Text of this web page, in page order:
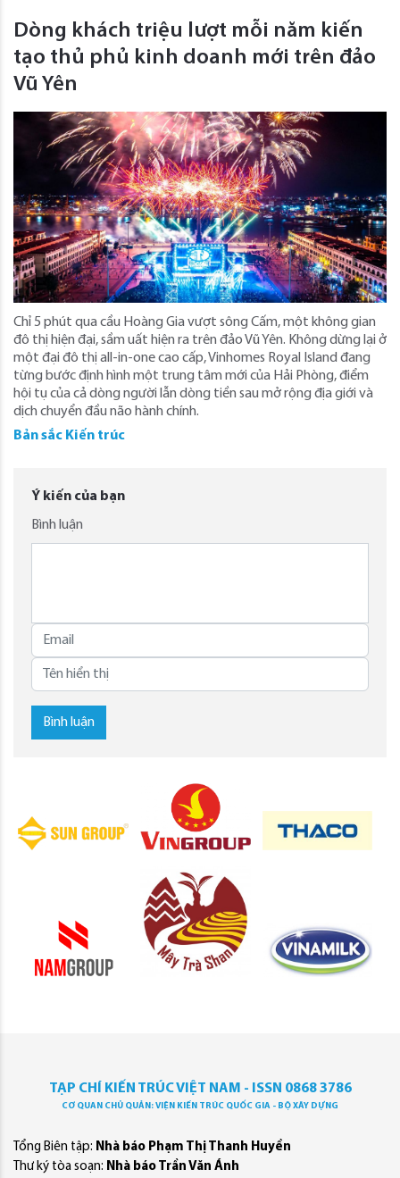
Dòng khách triệu lượt mỗi năm kiến
tạo thủ phủ kinh doanh mới trên đảo
Vũ Yên
Chỉ 5 phút qua cầu Hoàng Gia vượt sông Cấm, một không gian
đô thị hiện đại, sầm uất hiện ra trên đảo Vũ Yên. Không dừng lại ở
một đại đô thị all-in-one cao cấp, Vinhomes Royal Island đang
từng bước định hình một trung tâm mới của Hải Phòng, điểm
hội tụ của cả dòng người lẫn dòng tiền sau mở rộng địa giới và
dịch chuyển đầu não hành chính.
Bản sắc Kiến trúc
Ý kiến của bạn
Bình luận
Bình luận
TẠP CHÍ KIẾN TRÚC VIỆT NAM - ISSN 0868 3786
CƠ QUAN CHỦ QUẢN: VIỆN KIẾN TRÚC QUỐC GIA - BỘ XÂY DỰNG
Tổng Biên tập: Nhà báo Phạm Thị Thanh Huyền
Thư ký tòa soạn: Nhà báo Trần Văn Ánh